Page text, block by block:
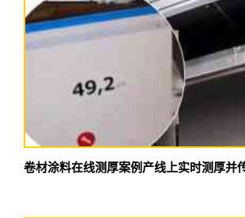
卷材涂料在线测厚案例产线上实时测厚并